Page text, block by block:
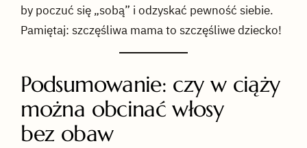
by poczuć się „sobą” i odzyskać pewność siebie.
Pamiętaj: szczęśliwa mama to szczęśliwe dziecko!
Podsumowanie: czy w ciąży
można obcinać włosy
bez obaw